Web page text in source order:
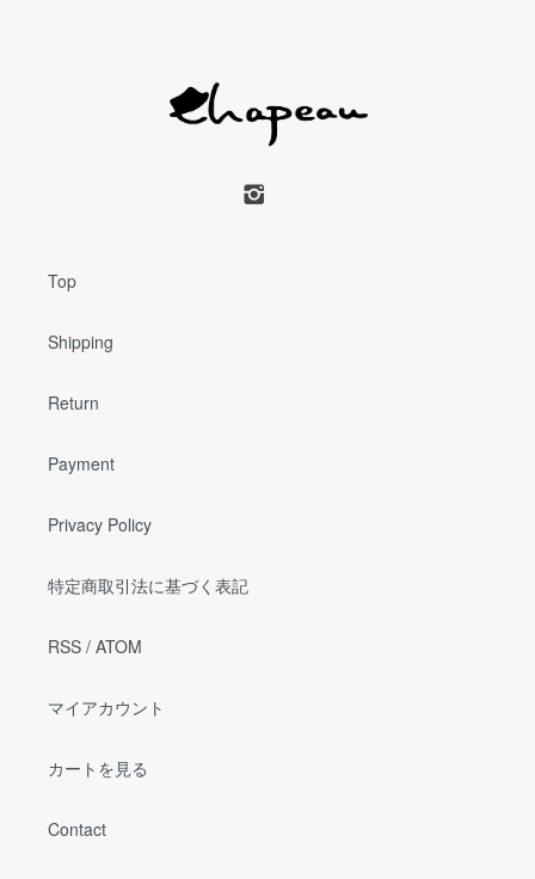
Top
Shipping
Return
Payment
Privacy Policy
特定商取引法に基づく表記
RSS / ATOM
マイアカウント
カートを見る
Contact